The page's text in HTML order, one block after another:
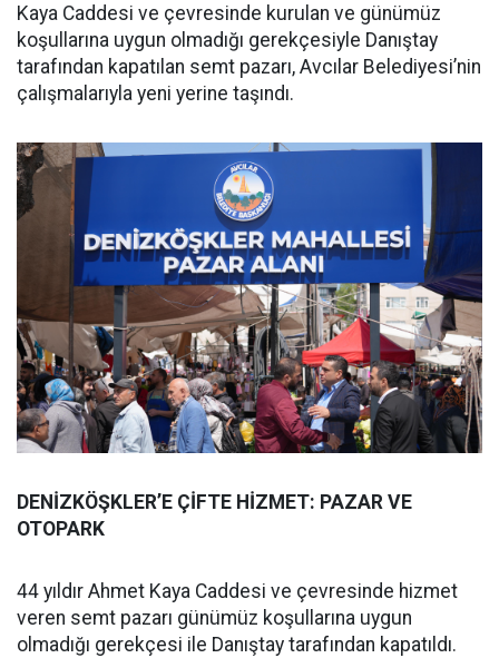
Kaya Caddesi ve çevresinde kurulan ve günümüz
koşullarına uygun olmadığı gerekçesiyle Danıştay
tarafından kapatılan semt pazarı, Avcılar Belediyesi’nin
çalışmalarıyla yeni yerine taşındı.
DENİZKÖŞKLER’E ÇİFTE HİZMET: PAZAR VE
OTOPARK
44 yıldır Ahmet Kaya Caddesi ve çevresinde hizmet
veren semt pazarı günümüz koşullarına uygun
olmadığı gerekçesi ile Danıştay tarafından kapatıldı.